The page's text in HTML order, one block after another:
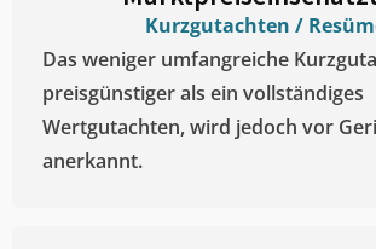
Kurzgutachten /
Das weniger umfangreiche
preisgünstiger als ein vollständiges
Wertgutachten, wird jedoch vor
anerkannt.